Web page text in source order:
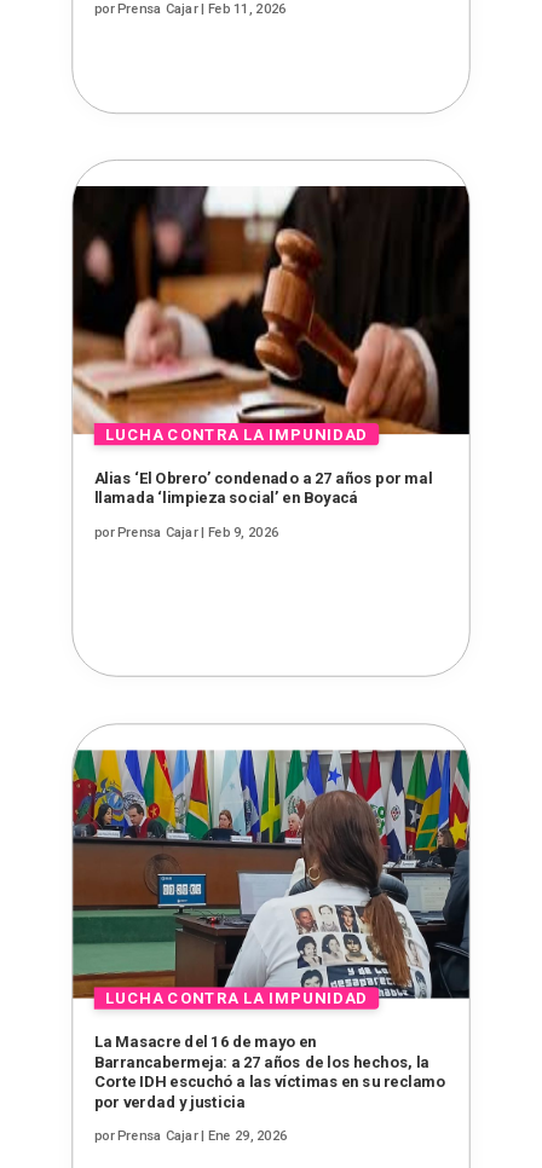
por Prensa Cajar| Feb 11, 2026
Alias ‘El Obrero’ condenado a 27 años por mal
llamada ‘limpieza social’ en Boyacá
porPrensa Cajar| Feb 9, 2026
La Masacre del 16 de mayo en
Barrancabermeja: a 27 años de los hechos, la
Corte IDH escuchó a las víctimas en su reclamo
por verdad y justicia
porPrensa Cajar| Ene 29, 2026